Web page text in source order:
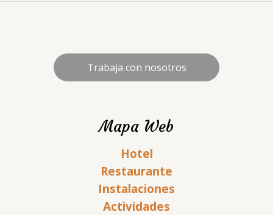
Trabaja con nosotros
Mapa Web
Hotel
Restaurante
Instalaciones
Actividades